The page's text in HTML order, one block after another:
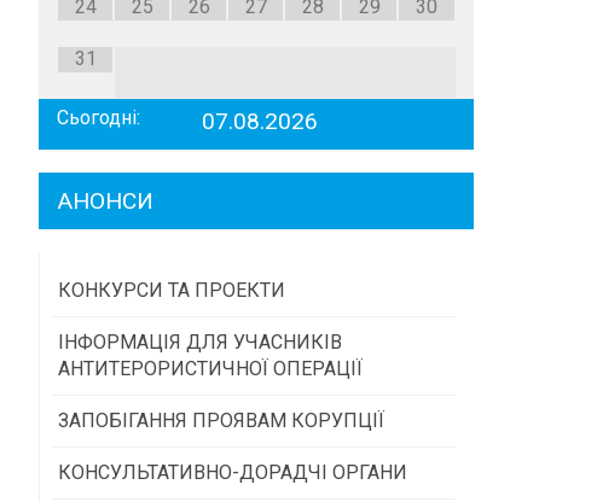
24 25 26 27 28 29 30
31
Сьогодні: 07.08.2026
АНОНСИ
КОНКУРСИ ТА ПРОЕКТИ
Конкурс проектів та програм місцевого
самоврядування
суспільства
ІНФОРМАЦІЯ ДЛЯ УЧАСНИКІВ
АНТИТЕРОРИСТИЧНОЇ ОПЕРАЦІЇ
ЗАПОБІГАННЯ ПРОЯВАМ КОРУПЦІЇ
КОНСУЛЬТАТИВНО-ДОРАДЧІ ОРГАНИ